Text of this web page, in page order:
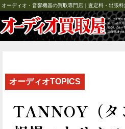
オーディオ・音響機器の買取専門店｜査定料・出張
オーディオTOPICS
TANNOY（タ